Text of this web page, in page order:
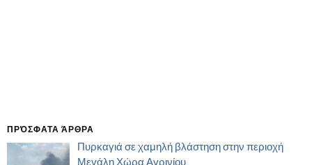
ΠΡΌΣΦΑΤΑ ΆΡΘΡΑ
Πυρκαγιά σε χαμηλή βλάστηση στην περιοχή
Μεγάλη Χώρα Αγρινίου